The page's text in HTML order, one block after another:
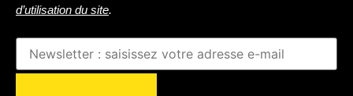
d’utilisation du site.